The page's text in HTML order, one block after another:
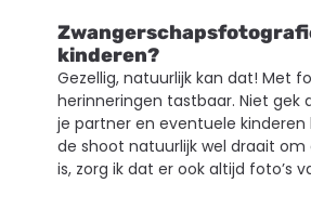
kinderen?
Gezellig, natuurlijk kan dat! Met
herinneringen tastbaar. Niet gek
je partner en eventuele
de shoot natuurlijk wel draait
is, zorg ik dat er ook altijd foto’s